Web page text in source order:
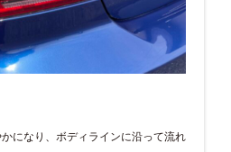
になり、ボディラインに沿って流れ